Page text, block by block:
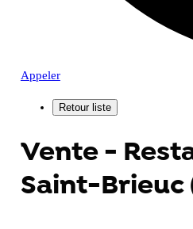
Appeler
Vente -
Saint-Brieuc